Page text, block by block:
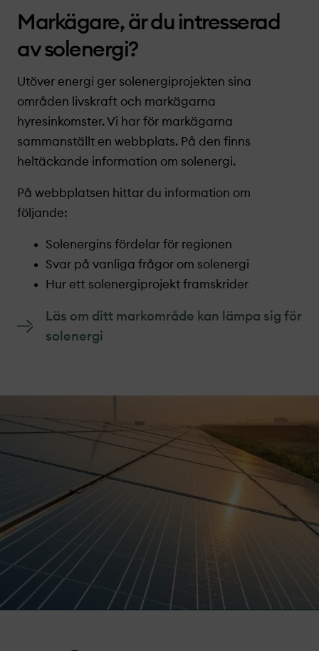
Markägare, är du intresserad
av solenergi?
Utöver energi ger solenergiprojekt­en sina
områden livskraft och markägarna
hyresinkomster. Vi har för markägarna
sammanställt en webbplats. På den finns
heltäckande information om solenergi.
På webbplatsen hittar du information om
följande:
Solenergins fördelar för regionen
Svar på vanliga frågor om solenergi
Hur ett solenergiprojekt­ framskrider
Läs om ditt markområde kan lämpa sig för
solenergi